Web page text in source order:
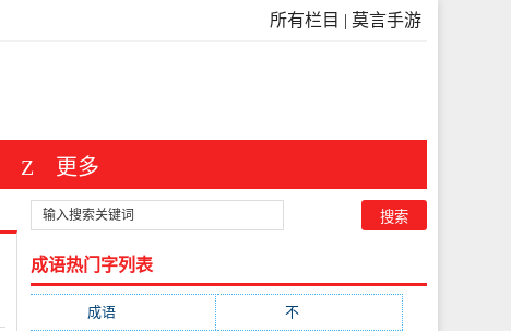
所有栏目 | 莫言手游
Z 更多
成语热门字列表
成语 不(371)